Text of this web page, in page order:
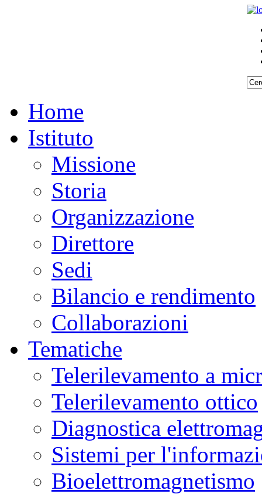
Home
Istituto
Missione
Storia
Organizzazione
Direttore
Sedi
Bilancio e rendimento
Collaborazioni
Tematiche
Telerilevamento a
Telerilevamento ottico
Diagnostica
Sistemi per
Bioelettromagnetismo